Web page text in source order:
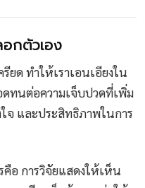
กตัวเอง
ยด ทำให้เราเอนเอียงใน
ดทนต่อความเจ็บปวดที่เพิ่ม
จ และประสิทธิภาพในการ
อ การวิจัยแสดงให้เห็น